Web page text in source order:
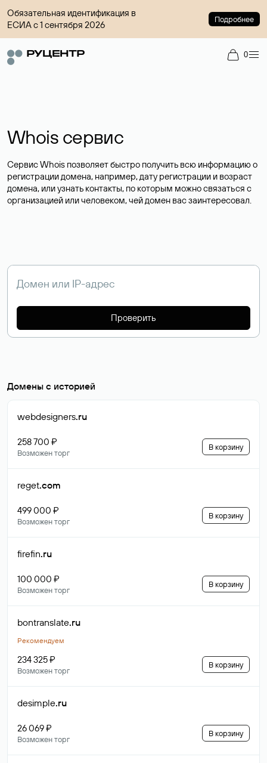
Обязательная идентификация в
ЕСИА с 1 сентября 2026
Подробнее
0
Whois сервис
Сервис Whois позволяет быстро получить всю информацию о
регистрации домена, например, дату регистрации и возраст
домена, или узнать контакты, по которым можно связаться с
организацией или человеком, чей домен вас заинтересовал.
Проверить
Домены с историей
webdesigners.ru
258 700 ₽
Возможен торг
В корзину
reget.com
499 000 ₽
Возможен торг
В корзину
firefin.ru
100 000 ₽
Возможен торг
В корзину
bontranslate.ru
Рекомендуем
234 325 ₽
Возможен торг
В корзину
desimple.ru
26 069 ₽
Возможен торг
В корзину